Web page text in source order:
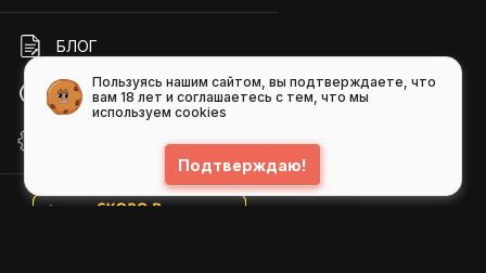
БЛОГ
ПОМОЩЬ
Пользуясь нашим сайтом, вы подтверждаете, что
вам 18 лет и соглашаетесь с тем, что мы
используем cookies
Подтверждаю!